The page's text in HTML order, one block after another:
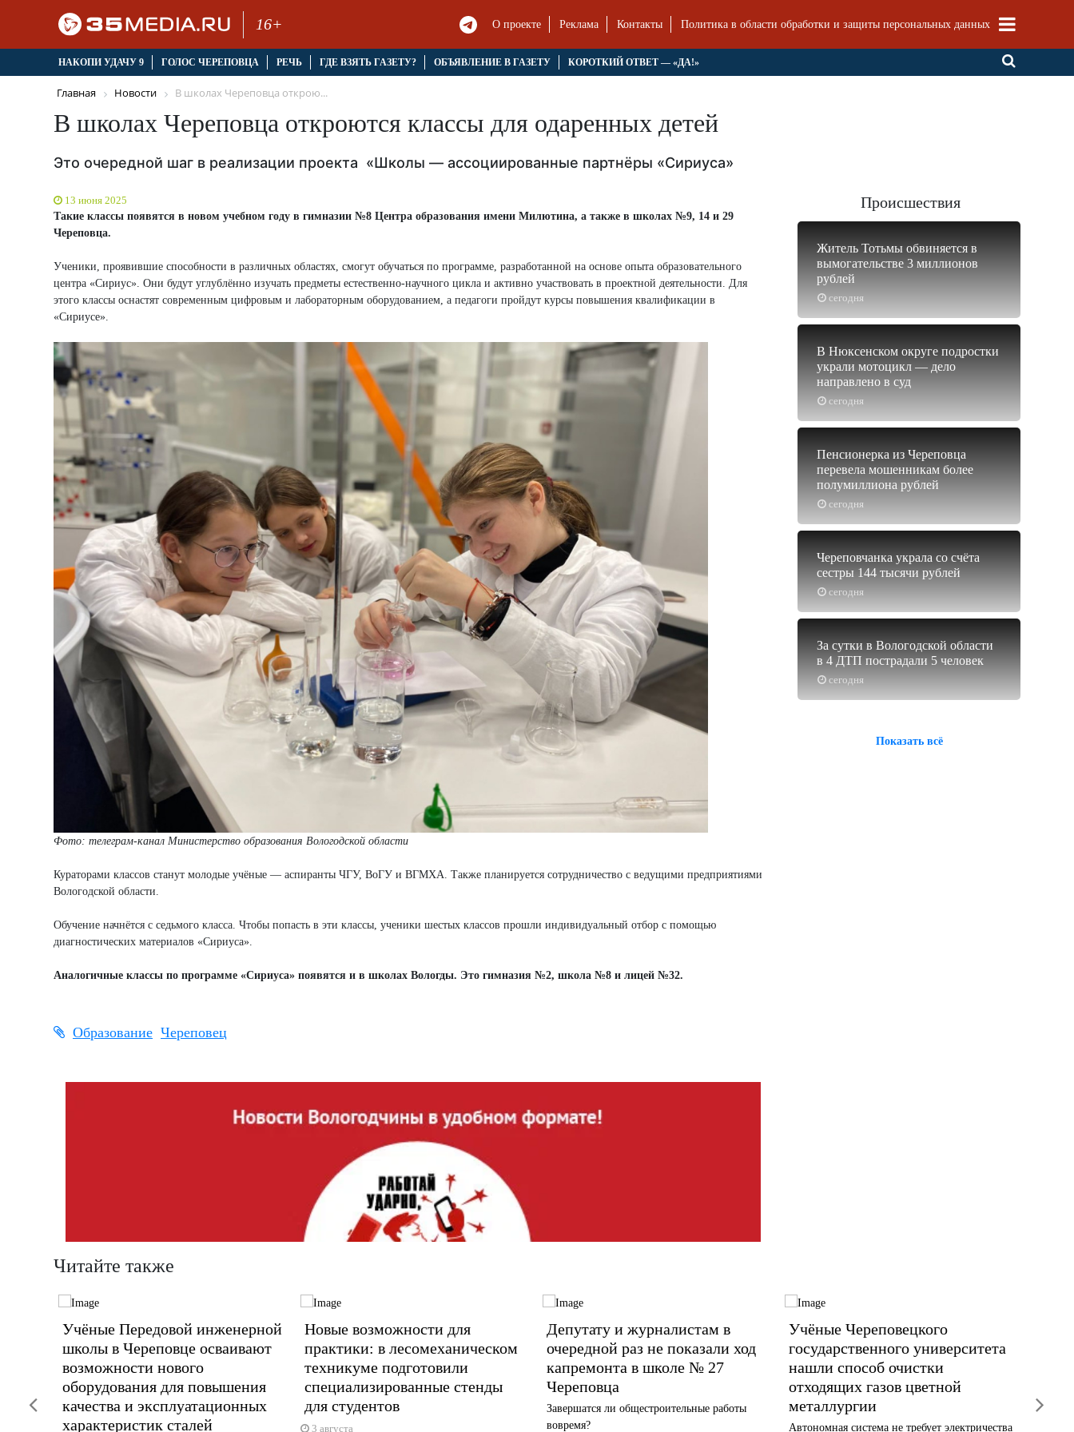
16+ О проекте Реклама Контакты Политика в области обработки и защиты персональных данных
НАКОПИ УДАЧУ 9 ГОЛОС ЧЕРЕПОВЦА РЕЧЬ ГДЕ ВЗЯТЬ ГАЗЕТУ? ОБЪЯВЛЕНИЕ В ГАЗЕТУ КОРОТКИЙ ОТВЕТ — «ДА!»
Главная Новости В школах Череповца открою...
В школах Череповца откроются классы для одаренных детей
Это очередной шаг в реализации проекта «Школы — ассоциированные партнёры «Сириуса»
13 июня 2025
Такие классы появятся в новом учебном году в гимназии №8 Центра образования имени Милютина, а также в школах №9, 14 и 29
Череповца.
Ученики, проявившие способности в различных областях, смогут обучаться по программе, разработанной на основе опыта образовательного
центра «Сириус». Они будут углублённо изучать предметы естественно-научного цикла и активно участвовать в проектной деятельности. Для
этого классы оснастят современным цифровым и лабораторным оборудованием, а педагоги пройдут курсы повышения квалификации в
«Сириусе».
Фото: телеграм-канал Министерство образования Вологодской области
Кураторами классов станут молодые учёные — аспиранты ЧГУ, ВоГУ и ВГМХА. Также планируется сотрудничество с ведущими предприятиями
Вологодской области.
Обучение начнётся с седьмого класса. Чтобы попасть в эти классы, ученики шестых классов прошли индивидуальный отбор с помощью
диагностических материалов «Сириуса».
Аналогичные классы по программе «Сириуса» появятся и в школах Вологды. Это гимназия №2, школа №8 и лицей №32.
Образование Череповец
Происшествия
сегодня
Житель Тотьмы обвиняется в
вымогательстве 3 миллионов
рублей
сегодня
В Нюксенском округе подростки
украли мотоцикл — дело
направлено в суд
сегодня
Пенсионерка из Череповца
перевела мошенникам более
полумиллиона рублей
сегодня
Череповчанка украла со счёта
сестры 144 тысячи рублей
сегодня
За сутки в Вологодской области
в 4 ДТП пострадали 5 человек
Показать всё
Читайте также
Учёные Передовой инженерной
школы в Череповце осваивают
возможности нового
оборудования для повышения
качества и эксплуатационных
характеристик сталей
Новые возможности для
практики: в лесомеханическом
техникуме подготовили
специализированные стенды
для студентов
3 августа
Депутату и журналистам в
очередной раз не показали ход
капремонта в школе № 27
Череповца
Завершатся ли общестроительные работы
вовремя?
Учёные Череповецкого
государственного университета
нашли способ очистки
отходящих газов цветной
металлургии
Автономная система не требует электричества